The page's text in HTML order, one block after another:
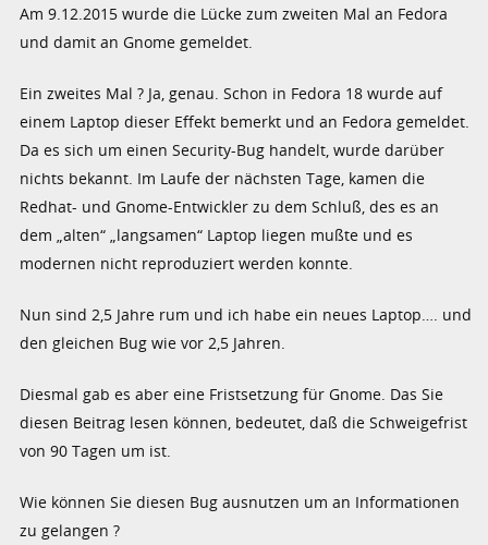
Am 9.12.2015 wurde die Lücke zum zweiten Mal an Fedora
und damit an Gnome gemeldet.
Ein zweites Mal ? Ja, genau. Schon in Fedora 18 wurde auf
einem Laptop dieser Effekt bemerkt und an Fedora gemeldet.
Da es sich um einen Security-Bug handelt, wurde darüber
nichts bekannt. Im Laufe der nächsten Tage, kamen die
Redhat- und Gnome-Entwickler zu dem Schluß, des es an
dem „alten“ „langsamen“ Laptop liegen mußte und es
modernen nicht reproduziert werden konnte.
Nun sind 2,5 Jahre rum und ich habe ein neues Laptop…. und
den gleichen Bug wie vor 2,5 Jahren.
Diesmal gab es aber eine Fristsetzung für Gnome. Das Sie
diesen Beitrag lesen können, bedeutet, daß die Schweigefrist
von 90 Tagen um ist.
Wie können Sie diesen Bug ausnutzen um an Informationen
zu gelangen ?